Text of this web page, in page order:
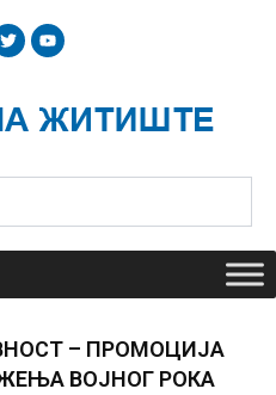
T
w
i
e
r
Y
o
u
b
e
– ПРОМОЦИЈА
ВОЈНОГ РОКА